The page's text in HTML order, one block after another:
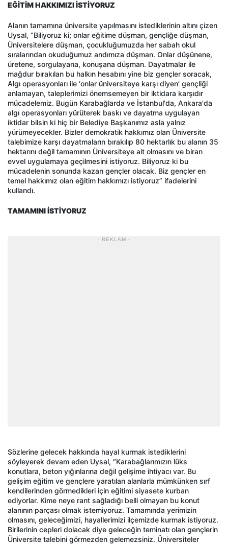
EĞİTİM HAKKIMIZI İSTİYORUZ
Alanın tamamına üniversite yapılmasını istediklerinin altını çizen
Uysal, “Biliyoruz ki; onlar eğitime düşman, gençliğe düşman,
Üniversitelere düşman, çocukluğumuzda her sabah okul
sıralarından okuduğumuz andımıza düşman. Onlar düşünene,
üretene, sorgulayana, konuşana düşman. Dayatmalar ile
mağdur bırakılan bu halkın hesabını yine biz gençler soracak,
Algı operasyonları ile ‘onlar üniversiteye karşı diyen’ gençliği
anlamayan, taleplerimizi önemsemeyen bir iktidara karşıdır
mücadelemiz. Bugün Karabağlarda ve İstanbul'da, Ankara'da
algı operasyonları yürüterek baskı ve dayatma uygulayan
iktidar bilsin ki hiç bir Belediye Başkanımız asla yalnız
yürümeyecekler. Bizler demokratik hakkımız olan Üniversite
talebimize karşı dayatmaların bırakılıp 80 hektarlık bu alanın 35
hektarını değil tamamının Üniversiteye ait olmasını ve biran
evvel uygulamaya geçilmesini istiyoruz. Biliyoruz ki bu
mücadelenin sonunda kazan gençler olacak. Biz gençler en
temel hakkımız olan eğitim hakkımızı istiyoruz” ifadelerini
kullandı.
TAMAMINI İSTİYORUZ
- REKLAM -
Sözlerine gelecek hakkında hayal kurmak istediklerini
söyleyerek devam eden Uysal, “Karabağlarımızın lüks
konutlara, beton yığınlarına değil gelişime ihtiyacı var. Bu
gelişim eğitim ve gençlere yaratılan alanlarla mümkünken sırf
kendilerinden görmedikleri için eğitimi siyasete kurban
ediyorlar. Kime neye rant sağladığı belli olmayan bu konut
alanının parçası olmak istemiyoruz. Tamamında yerimizin
olmasını, geleceğimizi, hayallerimizi ilçemizde kurmak istiyoruz.
Birilerinin cepleri dolacak diye geleceğin teminatı olan gençlerin
Üniversite talebini görmezden gelemezsiniz. Üniversiteler